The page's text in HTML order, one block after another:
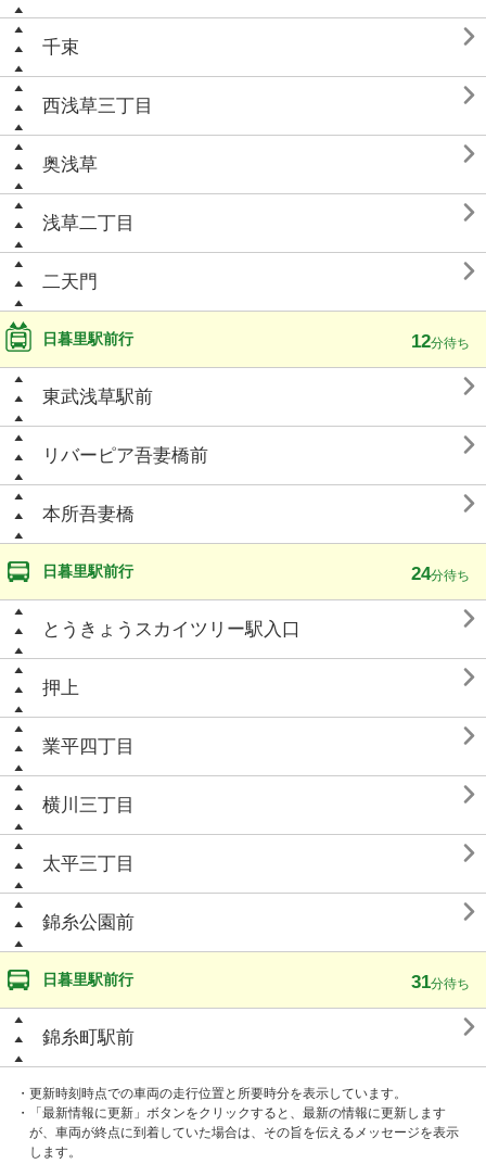
千束 
西浅草三丁目 
奥浅草 
浅草二丁目 
二天門 
日暮里駅前行 12分待ち
東武浅草駅前 
リバーピア吾妻橋前 
本所吾妻橋 
日暮里駅前行 24分待ち
とうきょうスカイツリー駅入口 
押上 
業平四丁目 
横川三丁目 
太平三丁目 
錦糸公園前 
日暮里駅前行 31分待ち
錦糸町駅前 
・更新時刻時点での車両の走行位置と所要時分を表示しています。
・「最新情報に更新」ボタンをクリックすると、最新の情報に更新します
が、車両が終点に到着していた場合は、その旨を伝えるメッセージを表示
します。